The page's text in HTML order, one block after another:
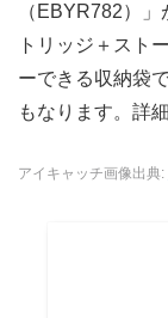
（EBYR782）
トリッジ＋スト
ーできる収納袋
もなります。詳
アイキャッチ画像出典: